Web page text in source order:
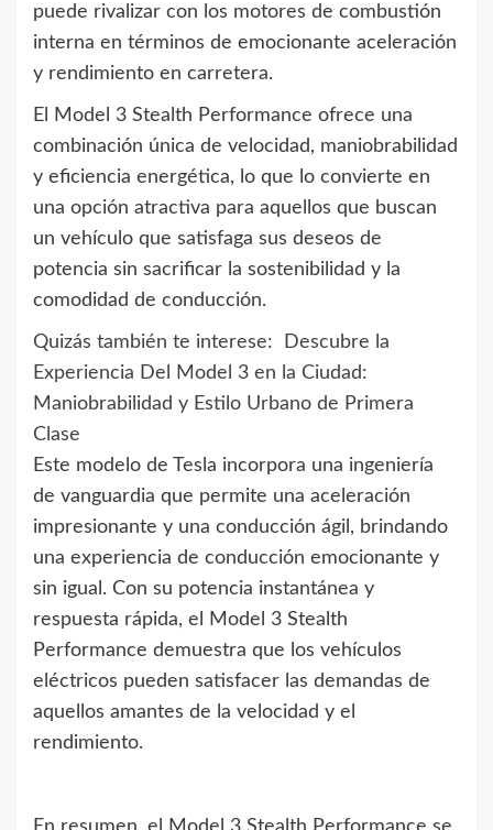
puede rivalizar con los motores de combustión
interna en términos de emocionante aceleración
y rendimiento en carretera.
El Model 3 Stealth Performance ofrece una
combinación única de velocidad, maniobrabilidad
y eficiencia energética, lo que lo convierte en
una opción atractiva para aquellos que buscan
un vehículo que satisfaga sus deseos de
potencia sin sacrificar la sostenibilidad y la
comodidad de conducción.
Quizás también te interese:
Descubre la
Experiencia Del Model 3 en la Ciudad:
Maniobrabilidad y Estilo Urbano de Primera
Clase
Este modelo de Tesla incorpora una ingeniería
de vanguardia que permite una aceleración
impresionante y una conducción ágil, brindando
una experiencia de conducción emocionante y
sin igual. Con su potencia instantánea y
respuesta rápida, el Model 3 Stealth
Performance demuestra que los vehículos
eléctricos pueden satisfacer las demandas de
aquellos amantes de la velocidad y el
rendimiento.